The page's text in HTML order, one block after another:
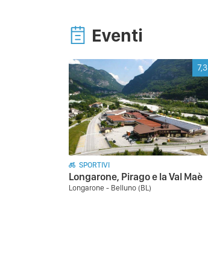
Eventi
7,3
SPORTIVI
Longarone, Pirago e la Val Maè
Longarone - Belluno (BL)